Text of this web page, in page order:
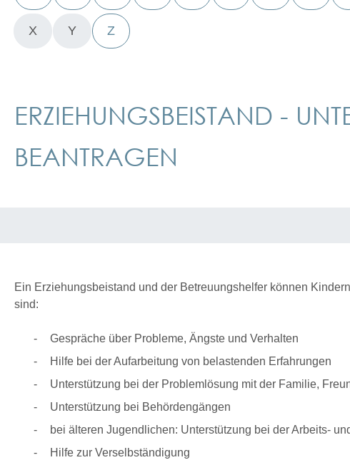
X Y Z
ERZIEHUNGSBEISTAND -
BEANTRAGEN
Ein Erziehungsbeistand und der Betreuungshelfer können
sind:
Gespräche über Probleme, Ängste und Verhalten
Hilfe bei der Aufarbeitung von belastenden Erfahrungen
Unterstützung bei der Problemlösung mit der Familie,
Unterstützung bei Behördengängen
bei älteren Jugendlichen: Unterstützung bei der Arbeits-
Hilfe zur Verselbständigung